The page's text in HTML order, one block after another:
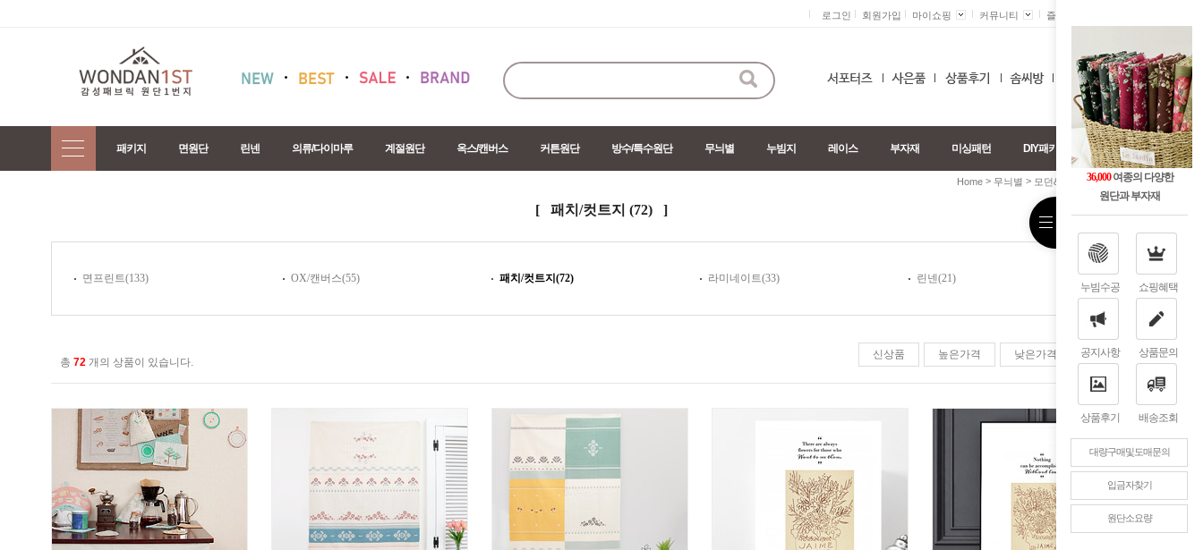
36,000여종의 다양한
원단과 부자재
누빔수공 쇼핑혜택
공지사항 상품문의
상품후기 배송조회
대량구매및도매문의
입금자찾기
원단소요량
로그인 회원가입 마이쇼핑 커뮤니티 즐겨찾기 +
0
패키지 면원단 린넨 의류/다이마루 계절원단 옥스/캔버스 커튼원단 방수/특수원단 무늬별 누빔지 레이스 부자재 미싱패턴 DIY패키지
Home > 무늬별 > 모던&북유럽>패치/컷트지
[ 패치/컷트지 (72) ]
면프린트(133) OX/캔버스(55) 패치/컷트지(72) 라미네이트(33) 린넨(21)
총 72 개의 상품이 있습니다.
신상품 높은가격 낮은가격 판매순위